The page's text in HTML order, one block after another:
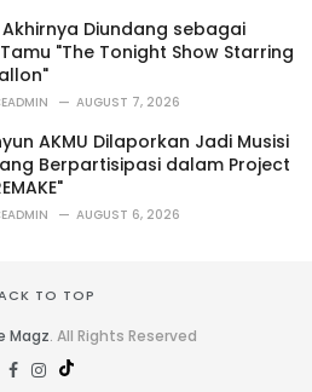
Akhirnya Diundang sebagai
"The Tonight Show Starring
AUGUST 7, 2026
AKMU Dilaporkan Jadi Musisi
Berpartisipasi dalam Project
AUGUST 6, 2026
TO TOP
Magz. All Rights Reserved